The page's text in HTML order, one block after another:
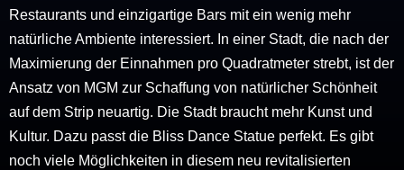
Restaurants und einzigartige Bars mit ein wenig mehr
natürliche Ambiente interessiert. In einer Stadt, die nach der
Maximierung der Einnahmen pro Quadratmeter strebt, ist der
Ansatz von MGM zur Schaffung von natürlicher Schönheit
auf dem Strip neuartig. Die Stadt braucht mehr Kunst und
Kultur. Dazu passt die Bliss Dance Statue perfekt. Es gibt
noch viele Möglichkeiten in diesem neu revitalisierten